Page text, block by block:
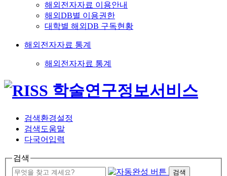
해외전자자료 이용안내
해외DB별 이용권한
대학별 해외DB 구독현황
해외전자자료 통계
해외전자자료 통계
검색환경설정
검색도움말
다국어입력
검색
검색